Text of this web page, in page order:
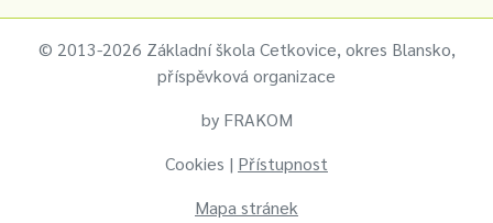
© 2013-2026 Základní škola Cetkovice, okres Blansko,
příspěvková organizace
by FRAKOM
Cookies | Přístupnost
Mapa stránek